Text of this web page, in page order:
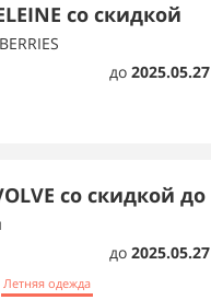
со скидкой
до 2025.05.27
со скидкой до
до 2025.05.27
Летняя одежда